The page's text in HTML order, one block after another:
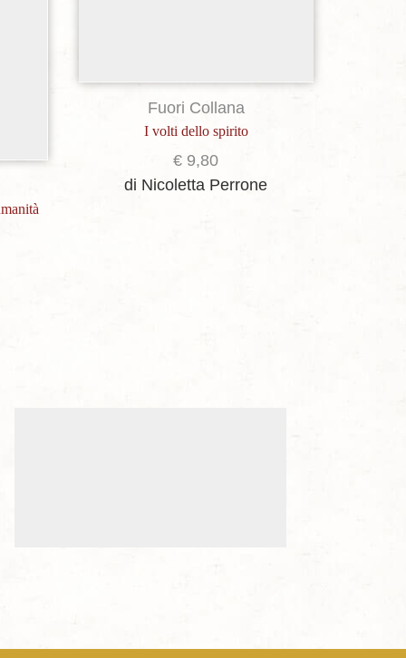
Fuori Collana
I volti dello spirito
€ 9,80
di Nicoletta Perrone